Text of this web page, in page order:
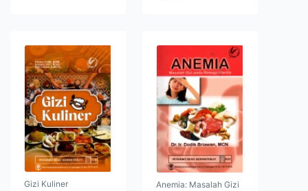
Gizi Kuliner
Anemia: Masalah Gizi